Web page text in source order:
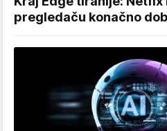
pregledaču konačno